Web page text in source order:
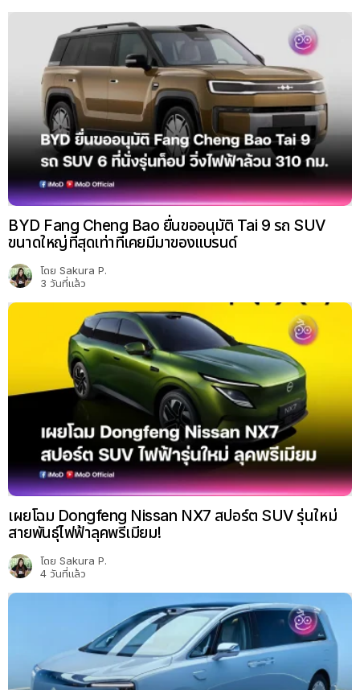
BYD Fang Cheng Bao ยื่นขออนุมัติ Tai 9 รถ SUV
ขนาดใหญ่ที่สุดเท่าที่เคยมีมาของแบรนด์
โดย Sakura P.
3 วันที่แล้ว
เผยโฉม Dongfeng Nissan NX7 สปอร์ต SUV รุ่นใหม่
สายพันธุ์ไฟฟ้าลุคพรีเมียม!
โดย Sakura P.
4 วันที่แล้ว